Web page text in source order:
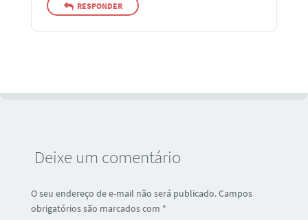
RESPONDER
Deixe um comentário
O seu endereço de e-mail não será publicado.Campos
obrigatórios são marcados com *